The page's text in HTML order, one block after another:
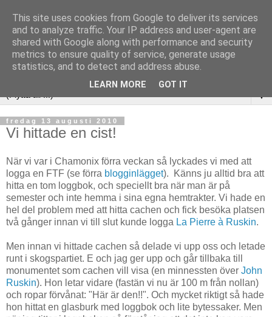
▼
fredag 13 augusti 2010
Vi hittade en cist!
När vi var i Chamonix förra veckan så lyckades vi med att
logga en FTF (se förra blogginlägget). Känns ju alltid bra att
hitta en tom loggbok, och speciellt bra när man är på
semester och inte hemma i sina egna hemtrakter. Vi hade en
hel del problem med att hitta cachen och fick besöka platsen
två gånger innan vi till slut kunde logga La Pierre à Ruskin.
Men innan vi hittade cachen så delade vi upp oss och letade
runt i skogspartiet. E och jag ger upp och går tillbaka till
monumentet som cachen vill visa (en minnessten över John
Ruskin). Hon letar vidare (fastän vi nu är 100 m från nollan)
och ropar förvånat: "Här är den!!". Och mycket riktigt så hade
hon hittat en glasburk med loggbok och lite bytessaker. Men
This site uses cookies from Google to deliver its services
and to analyze traffic. Your IP address and user-agent are
shared with Google along with performance and security
metrics to ensure quality of service, generate usage
statistics, and to detect and address abuse.
LEARN MORE GOT IT